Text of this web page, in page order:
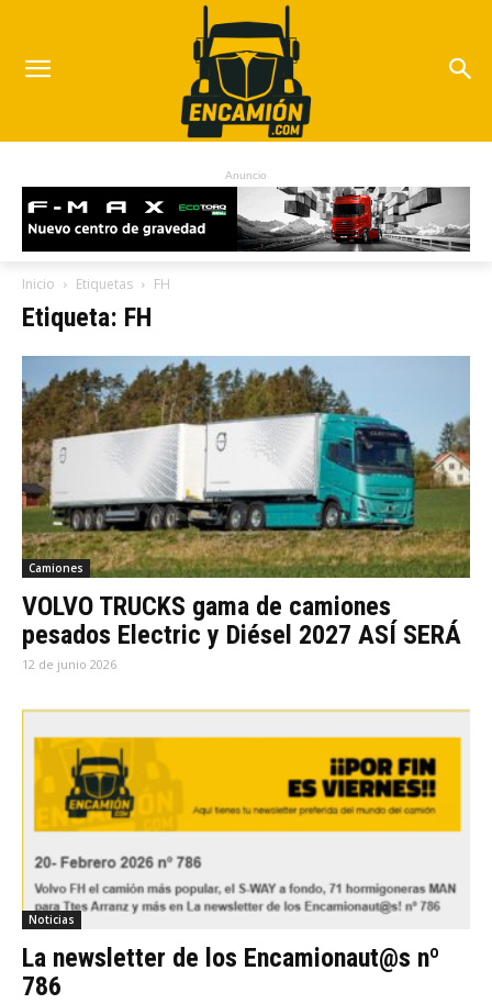
Anuncio
Inicio Etiquetas FH
Etiqueta: FH
Camiones
VOLVO TRUCKS gama de camiones
pesados Electric y Diésel 2027 ASÍ SERÁ
12 de junio 2026
Noticias
La newsletter de los Encamionaut@s nº
786